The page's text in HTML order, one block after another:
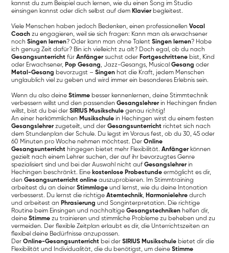
kannst du zum Beispiel auch lernen, wie du einen Song im Studio
einsingen kannst oder dich selbst auf dem Klavier begleitest.
Viele Menschen haben jedoch Bedenken, einen professionellenVocal
Coach zu engagieren, weil sie sich fragen: Kann man als erwachsener
nochSingen lernen? Oder kann man ohne TalentSingen lernen? Habe
ich genug Zeit dafür? Bin ich vielleicht zu alt? Doch egal, ob du nach
Gesangsunterricht fürAnfänger suchst oder Fortgeschrittene bist, Kind
oder Erwachsener, Pop Gesang, Jazz-Gesangs, MusicalGesang oder
Metal-Gesang bevorzugst –Singen hat die Kraft, jedem Menschen
unglaublich viel zu geben und wird immer ein besonderes Erlebnis sein.
Wenn du also deineStimme besser kennenlernen, deine Stimmtechnik
verbessern willst und den passendenGesangslehrer in Hechingen finden
willst, bist du bei derSIRIUS Musikschule genau richtig!
An einer herkömmlichen Musikschule in Hechingen wirst du einem festen
Gesangslehrer zugeteilt, und derGesangsunterricht richtet sich nach
dem Stundenplan der Schule. Du legst im Voraus fest, ob du 30, 45 oder
60 Minuten pro Woche nehmen möchtest. DerOnline
Gesangsunterricht hingegen bietet mehr Flexibilität.Anfänger können
gezielt nach einem Lehrer suchen, der auf ihr bevorzugtes Genre
spezialisiert sind und bei der Auswahl nicht aufGesangslehrer in
Hechingen beschränkt. Eine kostenlose Probestunde ermöglicht es dir,
denGesangsunterricht online auszuprobieren. Im Stimmtraining
arbeitest du an deinerStimmlage und lernst, wie du deine Intonation
verbesserst. Du lernst die richtigeAtemtechnik, Harmonielehre durch
und arbeitest an Phrasierung und Songinterpretation. Die richtige
Routine beim Einsingen und nachhaltigeGesangstechniken helfen dir,
deineStimme zu trainieren und stimmliche Probleme zu beheben und zu
vermeiden. Der flexible Zeitplan erlaubt es dir, die Unterrichtszeiten an
flexibel deine Bedürfnisse anzupassen.
DerOnline-Gesangsunterricht bei derSIRIUS Musikschule bietet dir die
Flexibilität und Individualität, die du benötigst, um deineStimme